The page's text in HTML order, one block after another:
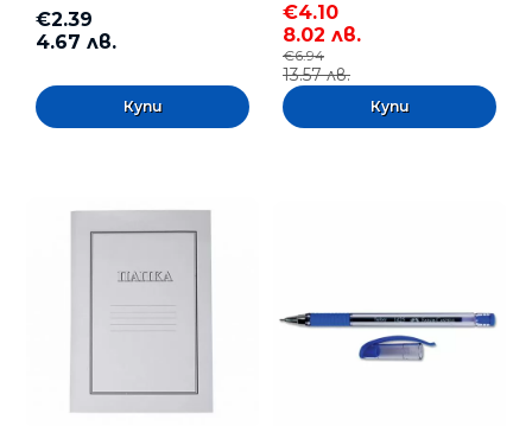
€2.39
4.67 лв.
€4.10
8.02 лв.
€6.94
13.57 лв.